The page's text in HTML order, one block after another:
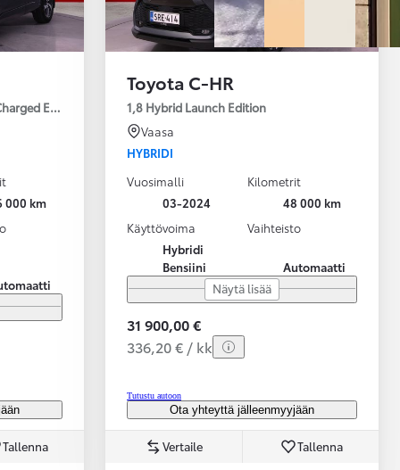
Edition
000 km
Tallenna
Toyota C-HR
1,8 Hybrid Launch Edition
Vaasa
HYBRIDI
Vuosimalli
03-2024
Kilometrit
48 000 km
Käyttövoima
Hybridi
Bensiini
Vaihteisto
Automaatti
Näytä lisää
31 900,00 €
336,20 € / kk
Tutustu autoon
Ota yhteyttä jälleenmyyjään
Vertaile Tallenna